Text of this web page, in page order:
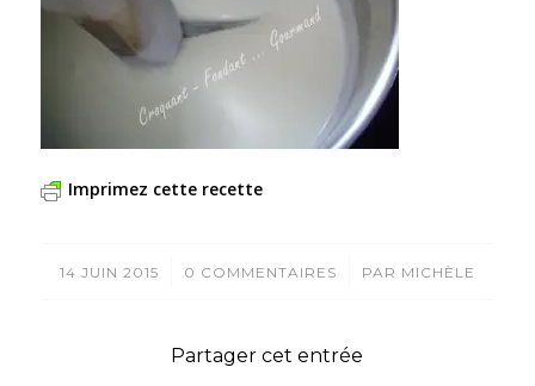
Imprimez cette recette
14 JUIN 2015
/ 0 COMMENTAIRES
/ PAR MICHÈLE
Partager cet entrée